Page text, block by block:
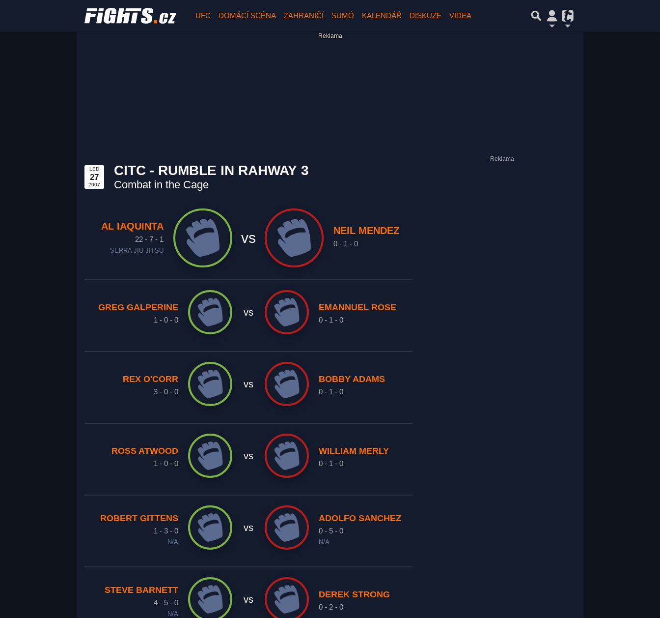
UFC DOMÁCÍ SCÉNA ZAHRANIČÍ SUMÓ KALENDÁŘ DISKUZE VIDEA
LED
27
2007
CITC - RUMBLE IN RAHWAY 3
Combat in the Cage
AL IAQUINTA
22 - 7 - 1
SERRA JIU-JITSU
vs NEIL MENDEZ
0 - 1 - 0
GREG GALPERINE
1 - 0 - 0
vs EMANNUEL ROSE
0 - 1 - 0
REX O'CORR
3 - 0 - 0
vs BOBBY ADAMS
0 - 1 - 0
ROSS ATWOOD
1 - 0 - 0
vs WILLIAM MERLY
0 - 1 - 0
ROBERT GITTENS
1 - 3 - 0
N/A
vs
ADOLFO SANCHEZ
0 - 5 - 0
N/A
STEVE BARNETT
4 - 5 - 0
N/A
vs DEREK STRONG
0 - 2 - 0